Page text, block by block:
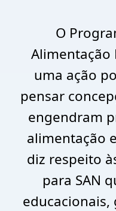
O
Alimentação
uma ação
pensar
engendram
alimentação
diz respeito
para SAN
educacionais,